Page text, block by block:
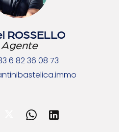
ROSSELLO
Agente
6 82 36 08 73